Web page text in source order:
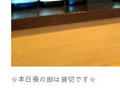
☆本日夜の部は貸切です☆